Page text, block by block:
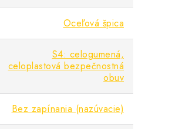
Oceľová špica
S4: celogumená,
celoplastová bezpečnostná
obuv
Bez zapínania (nazúvacie)